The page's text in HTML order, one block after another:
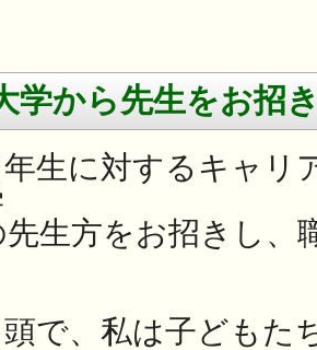
学から先生をお招
生に対するキャリ
生方をお招きし、
で、私は子どもた